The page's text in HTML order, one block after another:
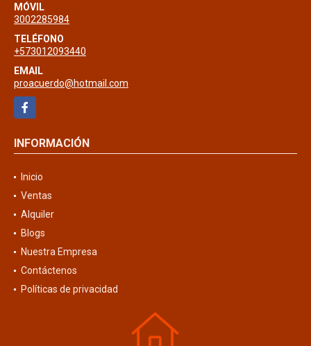
MÓVIL
3002285984
TELÉFONO
+573012093440
EMAIL
proacuerdo@hotmail.com
Facebook
INFORMACIÓN
Inicio
Ventas
Alquiler
Blogs
Nuestra Empresa
Contáctenos
Políticas de privacidad